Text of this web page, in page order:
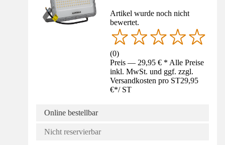
Artikel wurde noch nicht
bewertet.
(0)
Preis — 29,95 € * Alle Preise
inkl. MwSt. und ggf. zzgl.
Versandkosten pro ST29,95
€*/ ST
Online bestellbar
Nicht reservierbar